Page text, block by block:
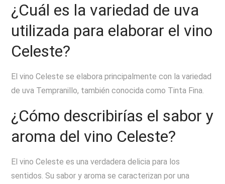
¿Cuál es la variedad de uva
utilizada para elaborar el vino
Celeste?
El vino Celeste se elabora principalmente con la variedad
de uva Tempranillo, también conocida como Tinta Fina.
¿Cómo describirías el sabor y
aroma del vino Celeste?
El vino Celeste es una verdadera delicia para los
sentidos. Su sabor y aroma se caracterizan por una